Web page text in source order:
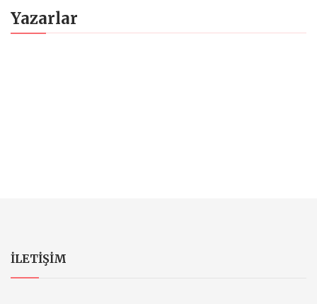
Yazarlar
ILETIŞIM